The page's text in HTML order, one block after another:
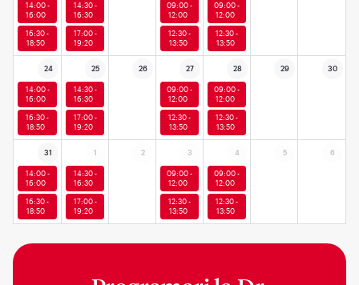
14:00 -
16:00
14:30 -
16:30
09:00 -
12:00
09:00 -
12:00
16:30 -
18:50
17:00 -
19:20
12:30 -
13:50
12:30 -
13:50
24 25 26 27 28 29 30
14:00 -
16:00
14:30 -
16:30
09:00 -
12:00
09:00 -
12:00
16:30 -
18:50
17:00 -
19:20
12:30 -
13:50
12:30 -
13:50
31 1 2 3 4 5 6
14:00 -
16:00
14:30 -
16:30
09:00 -
12:00
09:00 -
12:00
16:30 -
18:50
17:00 -
19:20
12:30 -
13:50
12:30 -
13:50